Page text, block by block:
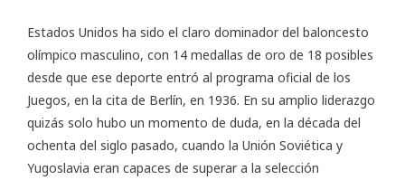
Estados Unidos ha sido el claro dominador del baloncesto
olímpico masculino, con 14 medallas de oro de 18 posibles
desde que ese deporte entró al programa oficial de los
Juegos, en la cita de Berlín, en 1936. En su amplio liderazgo
quizás solo hubo un momento de duda, en la década del
ochenta del siglo pasado, cuando la Unión Soviética y
Yugoslavia eran capaces de superar a la selección